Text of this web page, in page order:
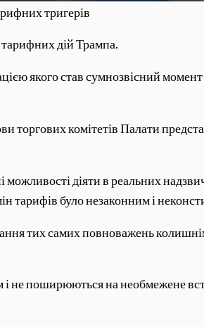
тригерів
дій Трампа.
якого став сумнозвісний
торгових комітетів Палати
діяти в реальних
тарифів було незаконним і
тих самих повноважень
і не поширюються на необмежене